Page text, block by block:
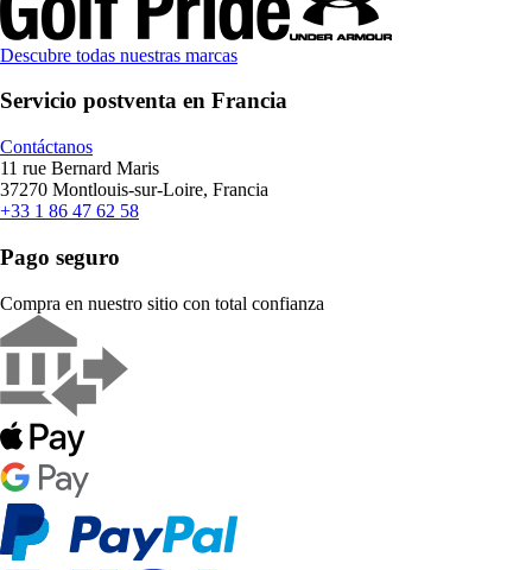
Descubre todas nuestras marcas
Servicio postventa en Francia
Contáctanos
11 rue Bernard Maris
37270 Montlouis-sur-Loire, Francia
+33 1 86 47 62 58
Pago seguro
Compra en nuestro sitio con total confianza